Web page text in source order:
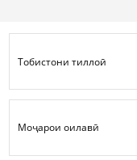
Тобистони тиллоӣ
Моҷарои оилавӣ